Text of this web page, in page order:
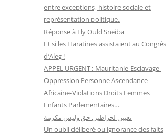
entre exceptions, histoire sociale et
représentation politique.
Réponse à Ely Ould Sneiba
Et si les Haratines assistaient au Congrès
d’Aleg !
APPEL URGENT : Mauritanie-Esclavage-
Oppression Personne Ascendance
Africaine-Violations Droits Femmes
Enfants Parlementaires…
تعيين لحراطين حق وليس مكرمة
Un oubli déliberé ou ignorance des faits